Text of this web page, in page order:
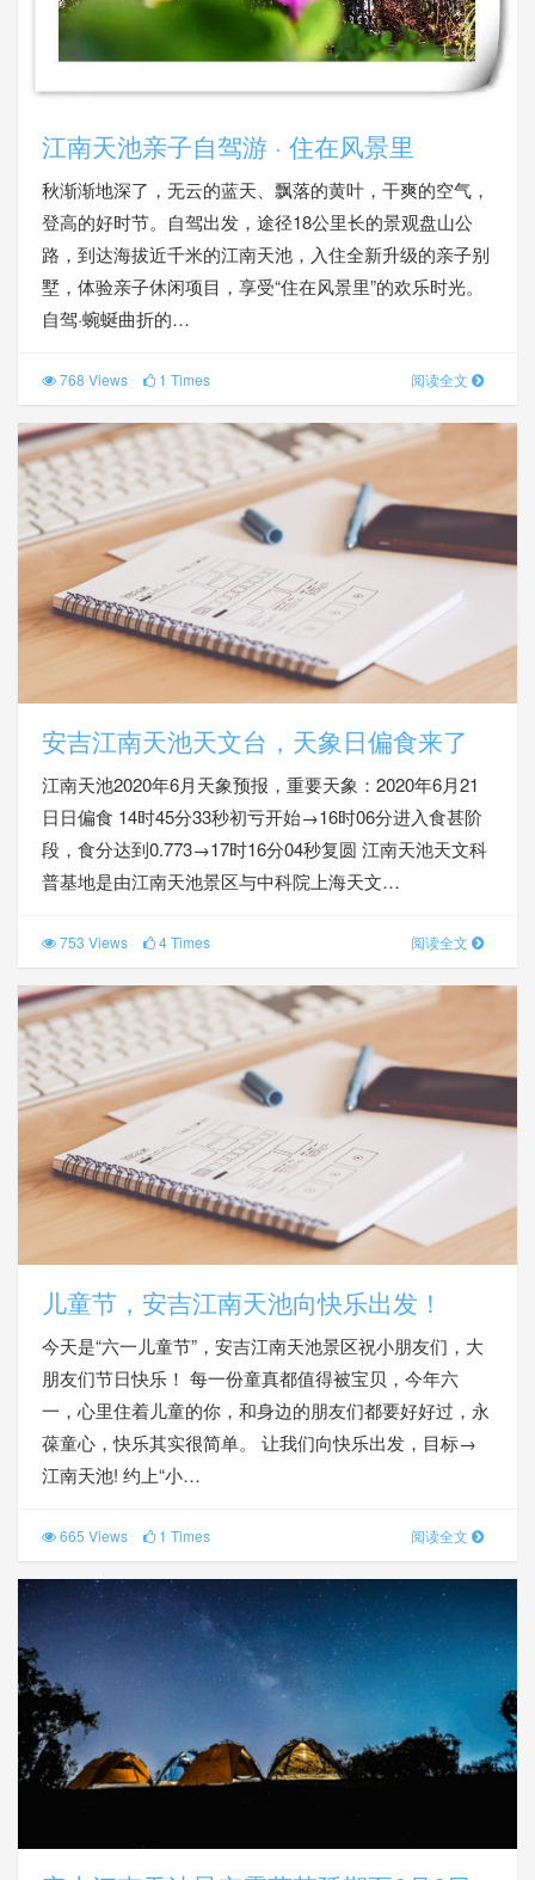
江南天池亲子自驾游 · 住在风景里
秋渐渐地深了，无云的蓝天、飘落的黄叶，干爽的空气，
登高的好时节。自驾出发，途径18公里长的景观盘山公
路，到达海拔近千米的江南天池，入住全新升级的亲子别
墅，体验亲子休闲项目，享受“住在风景里”的欢乐时光。
自驾·蜿蜒曲折的…
768 Views 1 Times 阅读全文
安吉江南天池天文台，天象日偏食来了
江南天池2020年6月天象预报，重要天象：2020年6月21
日日偏食 14时45分33秒初亏开始→16时06分进入食甚阶
段，食分达到0.773→17时16分04秒复圆 江南天池天文科
普基地是由江南天池景区与中科院上海天文…
753 Views 4 Times 阅读全文
儿童节，安吉江南天池向快乐出发！
今天是“六一儿童节”，安吉江南天池景区祝小朋友们，大
朋友们节日快乐！ 每一份童真都值得被宝贝，今年六
一，心里住着儿童的你，和身边的朋友们都要好好过，永
葆童心，快乐其实很简单。 让我们向快乐出发，目标→
江南天池! 约上“小…
665 Views 1 Times 阅读全文